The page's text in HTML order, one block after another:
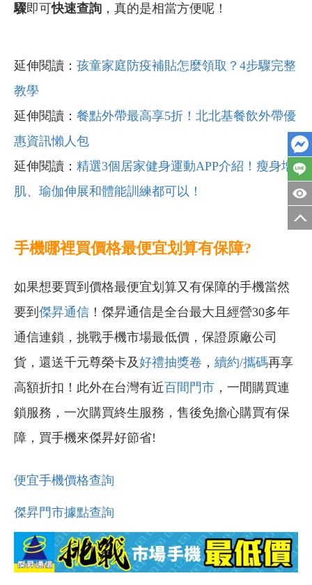
驟即可快速查詢 ，真的是相當方便呢！
延伸閱讀： 孩童家庭防疫補貼怎麼領取？4步驟完整
教學
延伸閱讀： 餐點外帶最高享5折！北北基餐飲外帶優
惠資訊懶人包
延伸閱讀： 精選3個居家健身運動APP介紹！瘦身增
肌、瑜伽伸展和體能訓練都可以！
手機哪裡買價格最便宜划算有保障?
如果想要買到價格最便宜划算又有保障的手機當然
要到 傑昇通信 ！傑昇通信是全台最大且經營30多年
通信連鎖，挑戰手機市場最低價，保證原廠公司
貨，還送千元尊榮卡及好禮抽獎卷 ， 續約/攜碼再享
高額折扣！此外在台灣有近百間門市 ，一間購買連
鎖服務，一次購買終生服務，售後免擔心購買有保
障，買手機來傑昇好節省!
便宜手機價格查詢
傑昇門市據點查詢